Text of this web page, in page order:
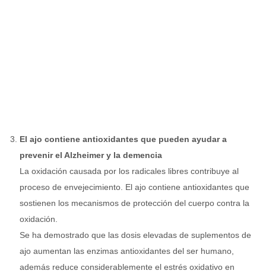
El ajo contiene antioxidantes que pueden ayudar a
prevenir el Alzheimer y la demencia
La oxidación causada por los radicales libres contribuye al
proceso de envejecimiento. El ajo contiene antioxidantes que
sostienen los mecanismos de protección del cuerpo contra la
oxidación.
Se ha demostrado que las dosis elevadas de suplementos de
ajo aumentan las enzimas antioxidantes del ser humano,
además reduce considerablemente el estrés oxidativo en